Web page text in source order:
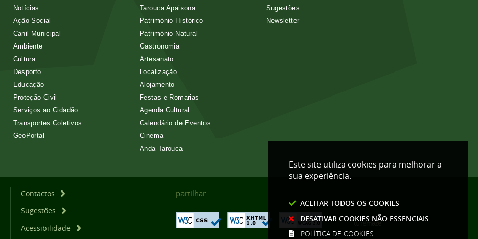
Notícias
Ação Social
Canil Municipal
Ambiente
Cultura
Desporto
Educação
Proteção Civil
Serviços ao Cidadão
Transportes Coletivos
GeoPortal
Tarouca Apaixona
Património Histórico
Património Natural
Gastronomia
Artesanato
Localização
Alojamento
Festas e Romarias
Agenda Cultural
Calendário de Eventos
Cinema
Anda Tarouca
Sugestões
Newsletter
Contactos
Sugestões
Acessibilidade
partilhar
Este site utiliza cookies para melhorar a
sua experiência.
ACEITAR TODOS OS COOKIES
DESATIVAR COOKIES NÃO ESSENCIAIS
POLÍTICA DE COOKIES